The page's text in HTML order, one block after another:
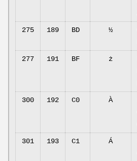
275 189 BD ½
277 191 BF ż
300 192 C0 À
301 193 C1 Á